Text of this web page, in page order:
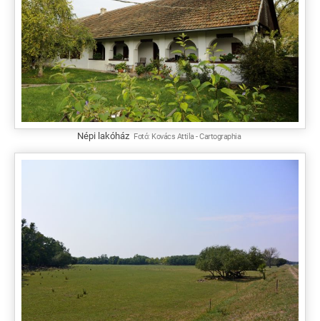
Népi lakóház Fotó: Kovács Attila-Cartographia